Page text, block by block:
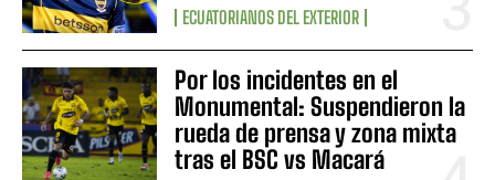
ECUATORIANOS DEL EXTERIOR
Por los incidentes en el
Monumental: Suspendieron la
rueda de prensa y zona mixta
tras el BSC vs Macará